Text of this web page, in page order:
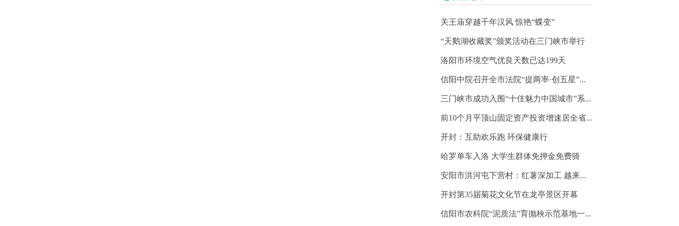
关王庙穿越千年汉风 惊艳“蝶变”
“天鹅湖收藏奖”颁奖活动在三门峡市举行
洛阳市环境空气优良天数已达199天
信阳中院召开全市法院“提两率·创五星”...
三门峡市成功入围“十佳魅力中国城市”系...
前10个月平顶山固定资产投资增速居全省...
开封：互助欢乐跑 环保健康行
哈罗单车入洛 大学生群体免押金免费骑
安阳市洪河屯下营村：红薯深加工 越来...
开封第35届菊花文化节在龙亭景区开幕
信阳市农科院“泥质法”育抛秧示范基地一...